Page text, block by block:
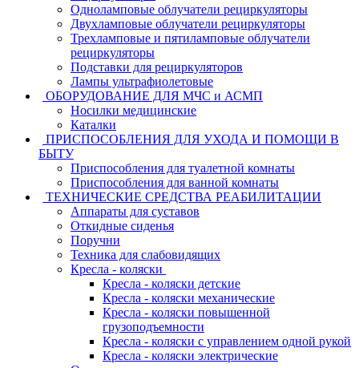
Одноламповые облучатели рециркуляторы
Двухламповые облучатели рециркуляторы
Трехламповые и пятиламповые облучатели
рециркуляторы
Подставки для рециркуляторов
Лампы ультрафиолетовые
ОБОРУДОВАНИЕ ДЛЯ МЧС и АСМП
Носилки медицинские
Каталки
ПРИСПОСОБЛЕНИЯ ДЛЯ УХОДА И ПОМОЩИ В
БЫТУ
Приспособления для туалетной комнаты
Приспособления для ванной комнаты
ТЕХНИЧЕСКИЕ СРЕДСТВА РЕАБИЛИТАЦИИ
Аппараты для суставов
Откидные сиденья
Поручни
Техника для слабовидящих
Кресла - коляски
Кресла - коляски детские
Кресла - коляски механические
Кресла - коляски повышенной
грузоподъемности
Кресла - коляски с управлением одной рукой
Кресла - коляски электрические